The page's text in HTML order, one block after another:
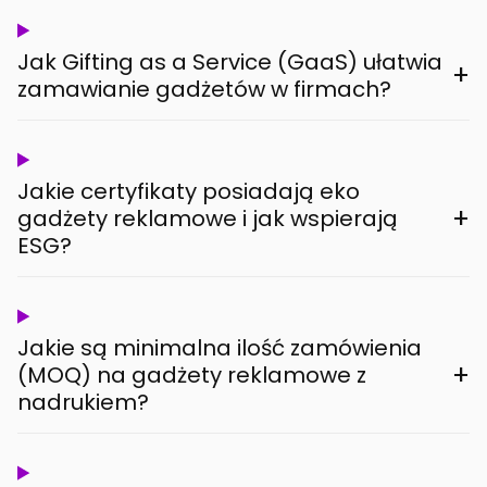
Jak Gifting as a Service (GaaS) ułatwia
zamawianie gadżetów w firmach?
+
Jakie certyfikaty posiadają eko
gadżety reklamowe i jak wspierają
ESG?
+
Jakie są minimalna ilość zamówienia
(MOQ) na gadżety reklamowe z
nadrukiem?
+